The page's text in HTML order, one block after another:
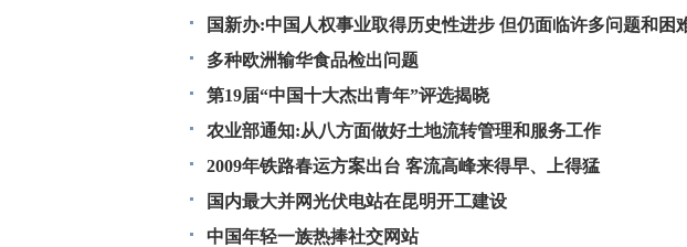
国新办:中国人权事业取得历史性进步 但仍面临许多问题和困
多种欧洲输华食品检出问题
第19届“中国十大杰出青年”评选揭晓
农业部通知:从八方面做好土地流转管理和服务工作
2009年铁路春运方案出台 客流高峰来得早、上得猛
国内最大并网光伏电站在昆明开工建设
中国年轻一族热捧社交网站